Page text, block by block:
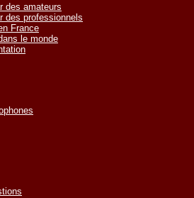
des amateurs
des professionnels
France
le monde